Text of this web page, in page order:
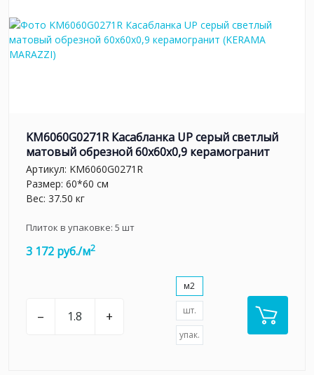
KM6060G0271R Касабланка UP серый светлый
матовый обрезной 60x60x0,9 керамогранит
Артикул: KM6060G0271R
Размер: 60*60 см
Вес: 37.50 кг
Плиток в упаковке: 5 шт
3 172 руб./м2
– +
м2
шт.
упак.